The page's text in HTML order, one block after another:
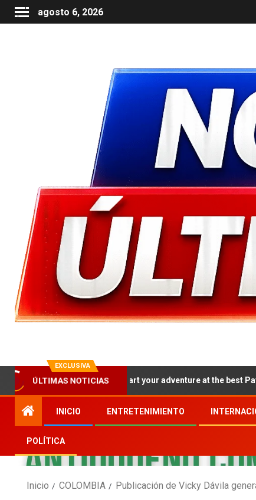
agosto 6, 2026
EXCLUSIVA
ÚLTIMAS NOTICIAS
How to kickstart your adventure at the best PayID
INICIO ENTRETENIMIENTO
POLÍTICA
Inicio COLOMBIA Publicación de Vicky Dávila